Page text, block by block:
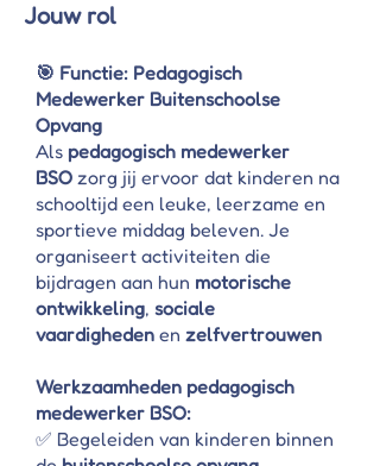
Jouw rol
🎯 Functie: Pedagogisch
Medewerker Buitenschoolse
Opvang
Als pedagogisch medewerker
BSO zorg jij ervoor dat kinderen na
schooltijd een leuke, leerzame en
sportieve middag beleven. Je
organiseert activiteiten die
bijdragen aan hun motorische
ontwikkeling, sociale
vaardigheden en zelfvertrouwen
Werkzaamheden pedagogisch
medewerker BSO:
✅ Begeleiden van kinderen binnen